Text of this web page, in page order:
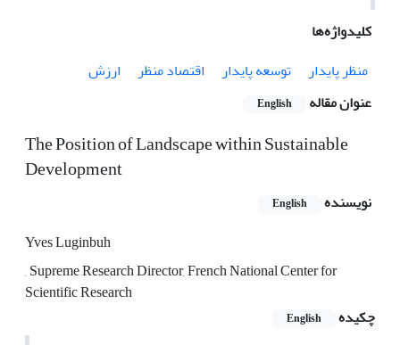
کلیدواژه‌ها
منظر پایدار
توسعه پایدار اقتصاد منظر
ارزش
عنوان مقاله
English
The Position of Landscape within Sustainable
Development
نویسنده English
Yves Luginbuh
, Supreme Research Director, French National Center for
Scientific Research
چکیده
English